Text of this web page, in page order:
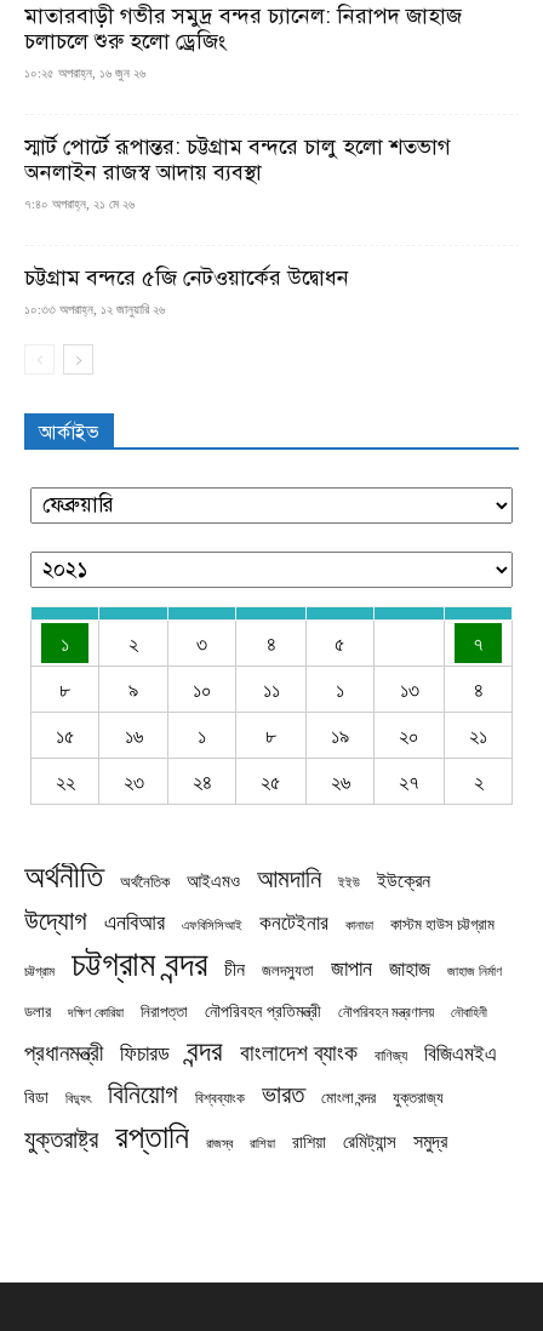
মাতারবাড়ী গভীর সমুদ্র বন্দর চ্যানেল: নিরাপদ জাহাজ
চলাচলে শুরু হলো ড্রেজিং
১০:২৫ অপরাহ্ন, ১৬ জুন ২৬
স্মার্ট পোর্টে রূপান্তর: চট্টগ্রাম বন্দরে চালু হলো শতভাগ
অনলাইন রাজস্ব আদায় ব্যবস্থা
৭:৪০ অপরাহ্ন, ২১ মে ২৬
চট্টগ্রাম বন্দরে ৫জি নেটওয়ার্কের উদ্বোধন
১০:৩৩ অপরাহ্ন, ১২ জানুয়ারি ২৬
আর্কাইভ
১ ২ ৩ ৪ ৫
৭
৮
৯ ১০ ১১ ১ ১৩
৪
১৫
১৬ ১ ৮ ১৯ ২০
২১
২২
২৩ ২৪ ২৫ ২৬ ২৭ ২
অর্থনীতি অর্থনৈতিক আইএমও আমদানি ইইউ ইউক্রেন
উদ্যোগ এনবিআর এফবিসিসিআই কনটেইনার কানাডা কাস্টম হাউস চট্টগ্রাম
চট্টগ্রাম চট্টগ্রাম বন্দর চীন জলদস্যুতা জাপান জাহাজ জাহাজ নির্মাণ
ডলার দক্ষিণ কোরিয়া নিরাপত্তা নৌপরিবহন প্রতিমন্ত্রী নৌপরিবহন মন্ত্রণালয় নৌবাহিনী
প্রধানমন্ত্রী ফিচারড বন্দর বাংলাদেশ ব্যাংক বাণিজ্য বিজিএমইএ
বিডা বিদ্যুৎ বিনিয়োগ বিশ্বব্যাংক ভারত মোংলা বন্দর যুক্তরাজ্য
যুক্তরাষ্ট্র রপ্তানি রাজস্ব রাশিয়া রাশিয়া রেমিট্যান্স সমুদ্র